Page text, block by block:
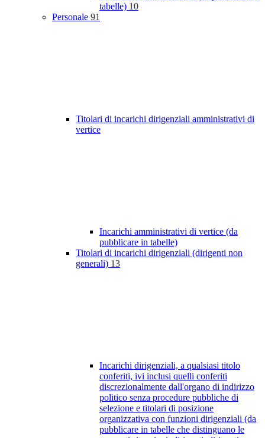
tabelle) 10
Personale 91
Titolari di incarichi dirigenziali amministrativi di
vertice
Incarichi amministrativi di vertice (da
pubblicare in tabelle)
Titolari di incarichi dirigenziali (dirigenti non
generali) 13
Incarichi dirigenziali, a qualsiasi titolo
conferiti, ivi inclusi quelli conferiti
discrezionalmente dall'organo di indirizzo
politico senza procedure pubbliche di
selezione e titolari di posizione
organizzativa con funzioni dirigenziali (da
pubblicare in tabelle che distinguano le